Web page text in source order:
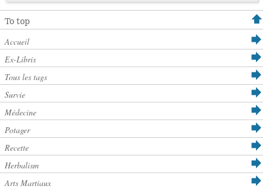
To top
Accueil
Ex-Libris
Tous les tags
Survie
Médecine
Potager
Recette
Herbalism
Arts Martiaux